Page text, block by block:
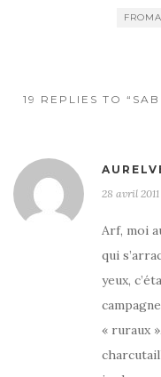
k
er
19 REPLIES TO
28 avril
Arf, moi
qui
yeux,
« ruraux